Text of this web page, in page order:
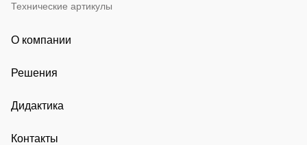
Технические артикулы
О компании
Решения
Дидактика
Контакты